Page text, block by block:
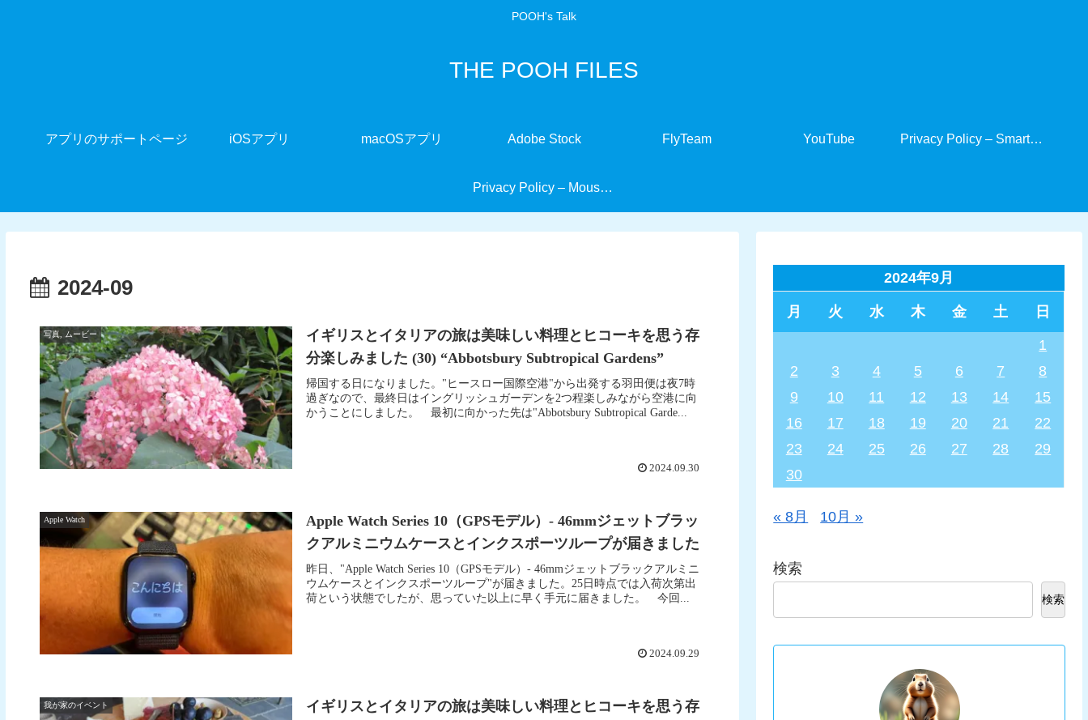
POOH's Talk
THE POOH FILES
アプリのサポートページ iOSアプリ macOSアプリ Adobe Stock FlyTeam YouTube Privacy Policy – SmartCabinet
Privacy Policy – MouseMate
2024-09
写真, ムービー
イギリスとイタリアの旅は美味しい料理とヒコーキを思う存
分楽しみました (30) “Abbotsbury Subtropical Gardens”
帰国する日になりました。"ヒースロー国際空港"から出発する羽田便は夜7時
過ぎなので、最終日はイングリッシュガーデンを2つ程楽しみながら空港に向
かうことにしました。 最初に向かった先は"Abbotsbury Subtropical Garde...
2024.09.30
Apple Watch
Apple Watch Series 10（GPSモデル）- 46mmジェットブラッ
クアルミニウムケースとインクスポーツループが届きました
昨日、"Apple Watch Series 10（GPSモデル）- 46mmジェットブラックアルミニ
ウムケースとインクスポーツループ"が届きました。25日時点では入荷次第出
荷という状態でしたが、思っていた以上に早く手元に届きました。 今回...
2024.09.29
我が家のイベント
イギリスとイタリアの旅は美味しい料理とヒコーキを思う存
2024年9月
月 火 水 木 金 土 日
1
2
3 4 5 6 7
8
9
10 11 12 13 14
15
16
17 18 19 20 21
22
23
24 25 26 27 28
29
30
« 8月 10月 »
検索
検索